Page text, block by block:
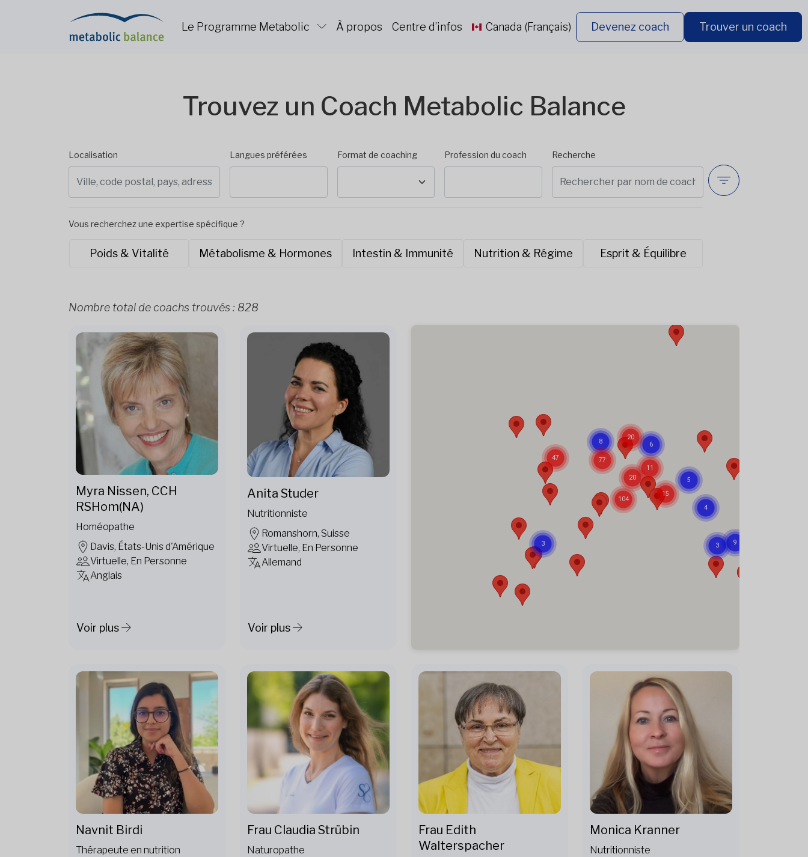
Le Programme Metabolic À propos Centre d’infos Canada (Français) Devenez coach Trouver un coach
Trouvez un Coach Metabolic Balance
Localisation Langues préférées Format de coaching Profession du coach Recherche
Vous recherchez une expertise spécifique ?
Poids & Vitalité Métabolisme & Hormones Intestin & Immunité Nutrition & Régime Esprit & Équilibre
Nombre total de coachs trouvés : 828
Myra Nissen, CCH
RSHom(NA)
Homéopathe
Davis, États-Unis d'Amérique
Virtuelle, En Personne
Anglais
Voir plus
Anita Studer
Nutritionniste
Romanshorn, Suisse
Virtuelle, En Personne
Allemand
Voir plus
Navnit Birdi
Thérapeute en nutrition
Frau Claudia Strübin
Naturopathe
Frau Edith
Walterspacher
Monica Kranner
Nutritionniste